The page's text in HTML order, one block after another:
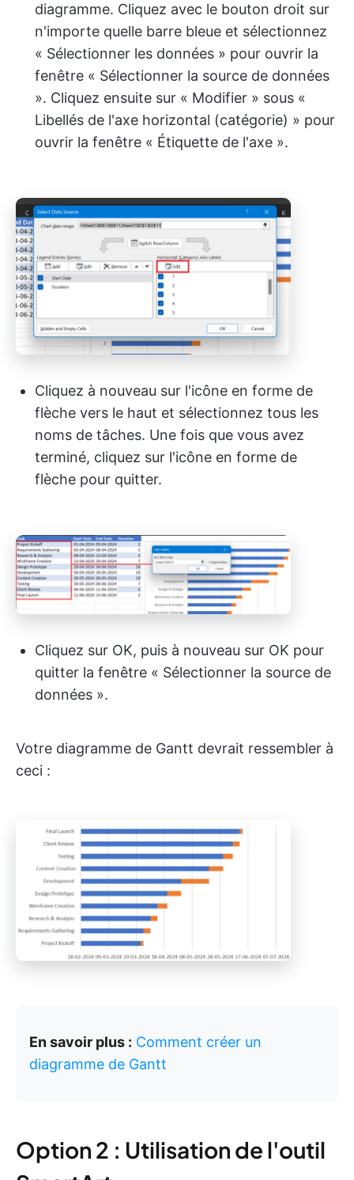
diagramme. Cliquez avec le bouton droit sur
n'importe quelle barre bleue et sélectionnez
« Sélectionner les données » pour ouvrir la
fenêtre « Sélectionner la source de données
». Cliquez ensuite sur « Modifier » sous «
Libellés de l'axe horizontal (catégorie) » pour
ouvrir la fenêtre « Étiquette de l'axe ».
Cliquez à nouveau sur l'icône en forme de
flèche vers le haut et sélectionnez tous les
noms de tâches. Une fois que vous avez
terminé, cliquez sur l'icône en forme de
flèche pour quitter.
Cliquez sur OK, puis à nouveau sur OK pour
quitter la fenêtre « Sélectionner la source de
données ».
Votre diagramme de Gantt devrait ressembler à
ceci :
En savoir plus : Comment créer un
diagramme de Gantt
Option 2 : Utilisation de l'outil